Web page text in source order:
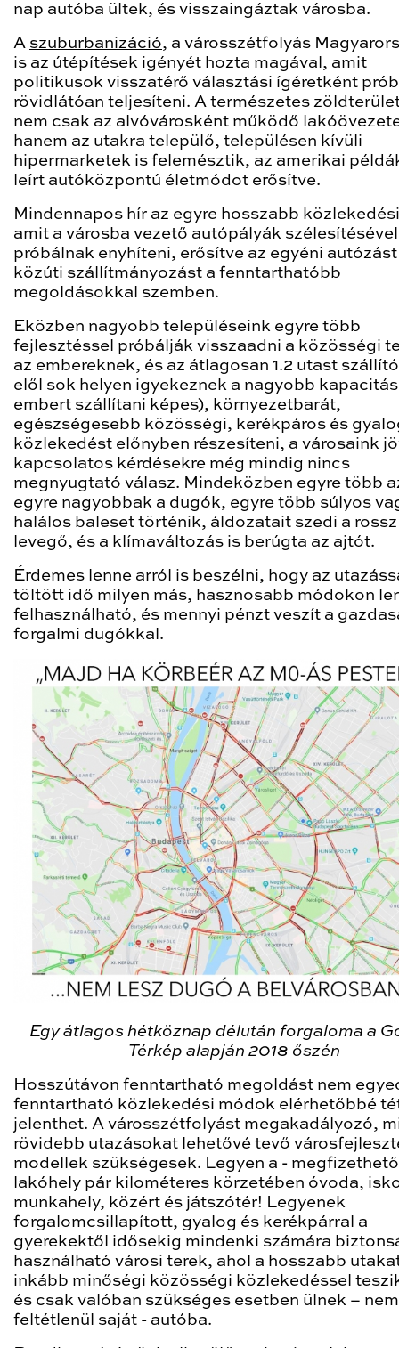
nap autóba ültek, és visszaingáztak városba.
A szuburbanizáció, a városszétfolyás
is az útépítések igényét hozta magával, amit
politikusok visszatérő választási ígéretként
rövidlátóan teljesíteni. A természetes
nem csak az alvóvárosként működő
hanem az utakra települő, településen kívüli
hipermarketek is felemésztik, az amerikai
leírt autóközpontú életmódot erősítve.
Mindennapos hír az egyre hosszabb
amit a városba vezető autópályák szélesítésével
próbálnak enyhíteni, erősítve az egyéni autózást
közúti szállítmányozást a fenntarthatóbb
megoldásokkal szemben.
Eközben nagyobb településeink egyre több
fejlesztéssel próbálják visszaadni a közösségi
az embereknek, és az átlagosan 1.2 utast
elől sok helyen igyekeznek a nagyobb
embert szállítani képes), környezetbarát,
egészségesebb közösségi, kerékpáros és
közlekedést előnyben részesíteni, a városaink
kapcsolatos kérdésekre még mindig nincs
megnyugtató válasz. Mindeközben egyre több
egyre nagyobbak a dugók, egyre több súlyos
halálos baleset történik, áldozatait szedi a rossz
levegő, és a klímaváltozás is berúgta az ajtót.
Érdemes lenne arról is beszélni, hogy az
töltött idő milyen más, hasznosabb módokon
felhasználható, és mennyi pénzt veszít a
forgalmi dugókkal.
Egy átlagos hétköznap délután forgaloma a
Térkép alapján 2018 őszén
Hosszútávon fenntartható megoldást nem
fenntartható közlekedési módok elérhetőbbé
jelenthet. A városszétfolyást megakadályozó,
rövidebb utazásokat lehetővé tevő
modellek szükségesek. Legyen a -
lakóhely pár kilométeres körzetében óvoda,
munkahely, közért és játszótér! Legyenek
forgalomcsillapított, gyalog és kerékpárral a
gyerekektől idősekig mindenki számára
használható városi terek, ahol a hosszabb
inkább minőségi közösségi közlekedéssel
és csak valóban szükséges esetben ülnek – nem
feltétlenül saját - autóba.